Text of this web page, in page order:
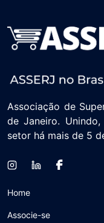
Associação de
de Janeiro.
setor há mais de 5
Home
Associe-se